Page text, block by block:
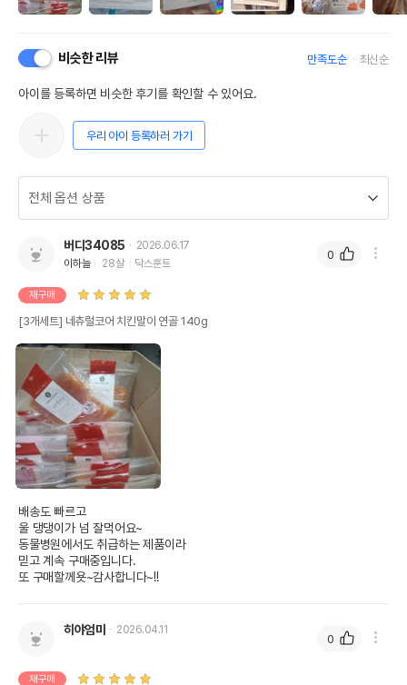
비슷한 리뷰 만족도순 최신순
아이를 등록하면 비슷한 후기를 확인할 수 있어요.
우리 아이 등록하러 가기
버디34085
2026.06.17
이하늘
28살 닥스훈트
재구매
[3개세트] 네츄럴코어 치킨말이 연골 140g
배송도 빠르고
울 댕댕이가 넘 잘먹어요~
동물병원에서도 취급하는 제품이라
믿고 계속 구매중입니다.
또 구매할께욧~감사합니다~!!
0
히야엄마 2026.04.11
재구매
0